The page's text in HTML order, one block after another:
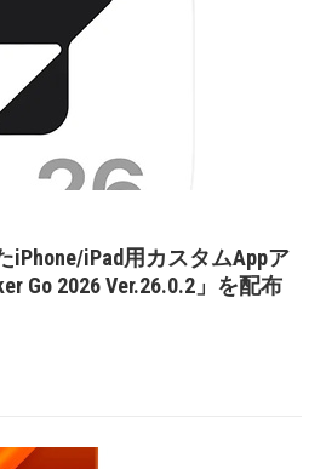
iPhone/iPad用カスタムAppア
Go 2026 Ver.26.0.2」を配布